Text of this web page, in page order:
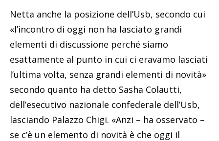
Netta anche la posizione dell’Usb, secondo cui
«l’incontro di oggi non ha lasciato grandi
elementi di discussione perché siamo
esattamente al punto in cui ci eravamo lasciati
l’ultima volta, senza grandi elementi di novità»
secondo quanto ha detto Sasha Colautti,
dell’esecutivo nazionale confederale dell’Usb,
lasciando Palazzo Chigi. «Anzi – ha osservato –
se c’è un elemento di novità è che oggi il